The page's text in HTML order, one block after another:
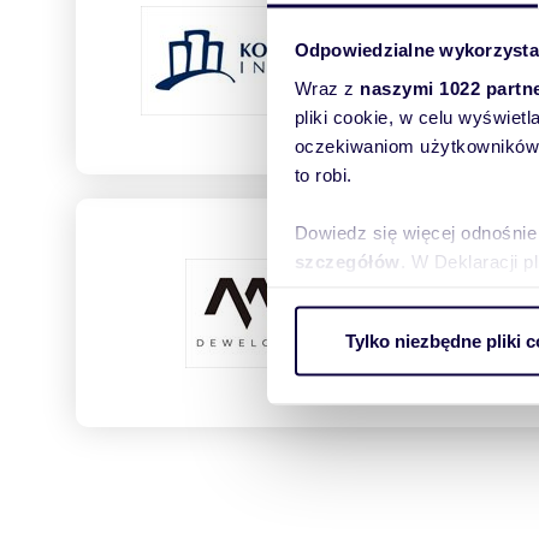
Odpowiedzialne
Wraz z naszymi 1022
pliki cookie, w celu
oczekiwaniom
to robi.
Dowiedz się więcej
szczegółów . W Deklaracji
ruch w naszej witrynie.
reklamowym i
uzyskanymi podczas
Tylko niezbędne pliki
61-
MJ